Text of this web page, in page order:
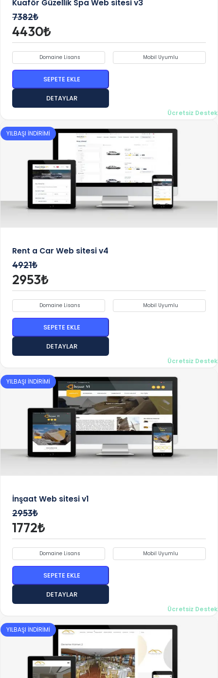
Kuaför Güzellik Spa Web sitesi v3
7382₺
4430₺
Ücretsiz Destek
Domaine Lisans Mobil Uyumlu
SEPETE EKLE
DETAYLAR
YILBAŞI İNDİRİMİ
Rent a Car Web sitesi v4
4921₺
2953₺
Ücretsiz Destek
Domaine Lisans Mobil Uyumlu
SEPETE EKLE
DETAYLAR
YILBAŞI İNDİRİMİ
İnşaat Web sitesi v1
2953₺
1772₺
Ücretsiz Destek
Domaine Lisans Mobil Uyumlu
SEPETE EKLE
DETAYLAR
YILBAŞI İNDİRİMİ